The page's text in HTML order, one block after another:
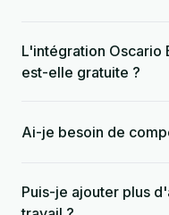
L'intégration Oscario
est-elle gratuite ?
Ai-je besoin de
Puis-je ajouter plus